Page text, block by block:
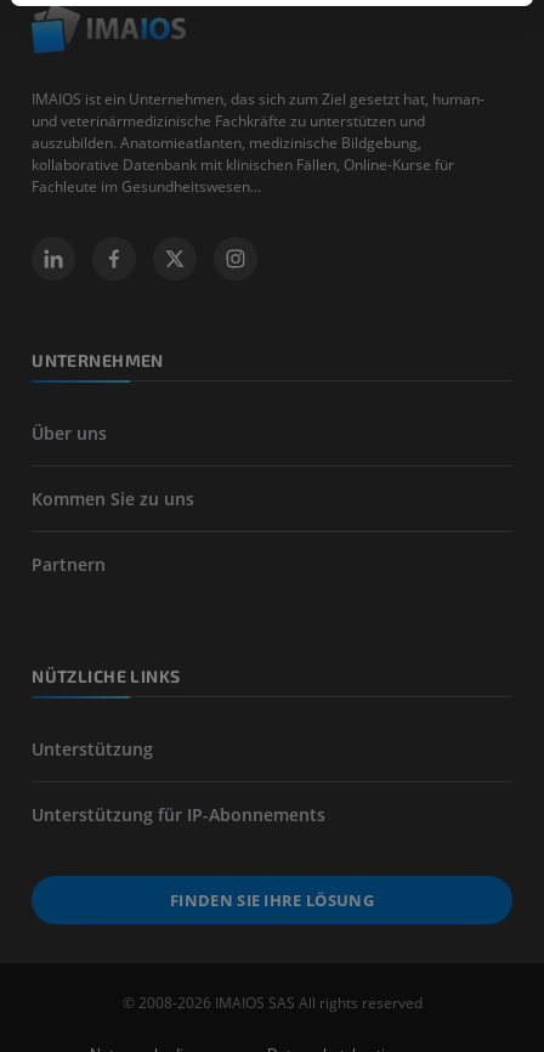
IMAIOS ist ein Unternehmen, das sich zum Ziel gesetzt hat, human-
und veterinärmedizinische Fachkräfte zu unterstützen und
auszubilden. Anatomieatlanten, medizinische Bildgebung,
kollaborative Datenbank mit klinischen Fällen, Online-Kurse für
Fachleute im Gesundheitswesen...
UNTERNEHMEN
Über uns
Kommen Sie zu uns
Partnern
NÜTZLICHE LINKS
Unterstützung
Unterstützung für IP-Abonnements
FINDEN SIE IHRE LÖSUNG
© 2008-2026 IMAIOS SAS All rights reserved